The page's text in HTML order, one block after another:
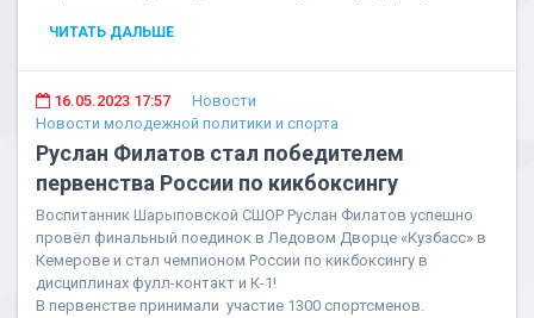
ЧИТАТЬ ДАЛЬШЕ
16.05.2023 17:57
Новости
Новости молодежной политики и спорта
Руслан Филатов стал победителем
первенства России по кикбоксингу
Воспитанник Шарыповской СШОР Руслан Филатов успешно
провёл финальный поединок в Ледовом Дворце «Кузбасс» в
Кемерове и стал чемпионом России по кикбоксингу в
дисциплинах фулл-контакт и К-1!
В первенстве принимали участие 1300 спортсменов.